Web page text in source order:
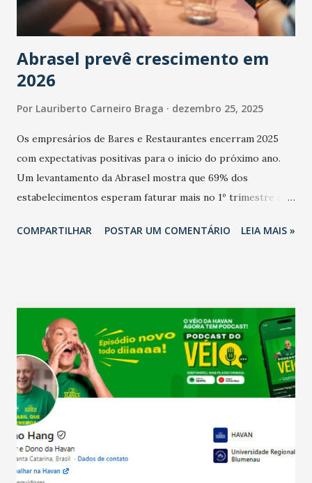
Abrasel prevê crescimento em
2026
Por Lauriberto Carneiro Braga dezembro 25, 2025
Os empresários de Bares e Restaurantes encerram 2025
com expectativas positivas para o início do próximo ano.
Um levantamento da Abrasel mostra que 69% dos
estabelecimentos esperam faturar mais no 1º trimestre de
relação ao último trimestre deste ano, 56% também
confraternizações de fim de ano e pelo pagamento do 13º
Salário para um número maior de trabalhadores, já que o
país tem a menor taxa de desemprego dos anos recentes.
Ainda segundo a Pesquisa, em novembro de 2025, 40% dos
bares e restaurantes operaram com lucro e outros 40%
registraram equilíbrio financeiro. Já o percentual de
estabelecimentos no prejuízo ficou em 19%, pouco abaixo
do observado no mês anterior. Outros 1% não existiam em
novembro. Em relação a outubro, o faturamento também
COMPARTILHAR POSTAR UM COMENTÁRIO LEIA MAIS »